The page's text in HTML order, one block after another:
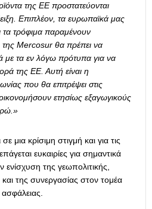
της ΕΕ προστατεύονται
Επιπλέον, τα ευρωπαϊκά μας
τα τρόφιμα παραμένουν
της Mercosur θα πρέπει να
με τα εν λόγω πρότυπα για να
της ΕΕ. Αυτή είναι η
που θα επιτρέψει στις
ετησίως εξαγωγικούς
μια κρίσιμη στιγμή και για τις
ευκαιρίες για σημαντικά
ενίσχυση της γεωπολιτικής,
της συνεργασίας στον τομέα
ασφάλειας.